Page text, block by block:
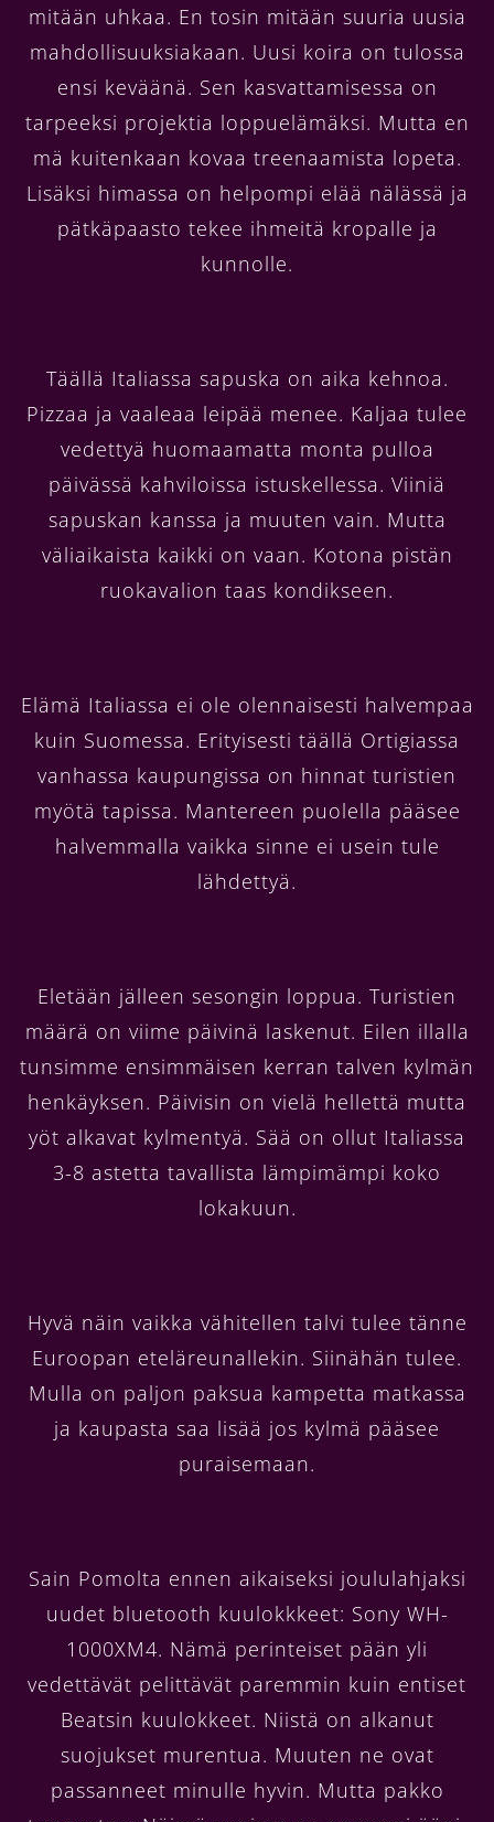
mitään uhkaa. En tosin mitään suuria uusia
mahdollisuuksiakaan. Uusi koira on tulossa
ensi keväänä. Sen kasvattamisessa on
tarpeeksi projektia loppuelämäksi. Mutta en
mä kuitenkaan kovaa treenaamista lopeta.
Lisäksi himassa on helpompi elää nälässä ja
pätkäpaasto tekee ihmeitä kropalle ja
kunnolle.
Täällä Italiassa sapuska on aika kehnoa.
Pizzaa ja vaaleaa leipää menee. Kaljaa tulee
vedettyä huomaamatta monta pulloa
päivässä kahviloissa istuskellessa. Viiniä
sapuskan kanssa ja muuten vain. Mutta
väliaikaista kaikki on vaan. Kotona pistän
ruokavalion taas kondikseen.
Elämä Italiassa ei ole olennaisesti halvempaa
kuin Suomessa. Erityisesti täällä Ortigiassa
vanhassa kaupungissa on hinnat turistien
myötä tapissa. Mantereen puolella pääsee
halvemmalla vaikka sinne ei usein tule
lähdettyä.
Eletään jälleen sesongin loppua. Turistien
määrä on viime päivinä laskenut. Eilen illalla
tunsimme ensimmäisen kerran talven kylmän
henkäyksen. Päivisin on vielä hellettä mutta
yöt alkavat kylmentyä. Sää on ollut Italiassa
3-8 astetta tavallista lämpimämpi koko
lokakuun.
Hyvä näin vaikka vähitellen talvi tulee tänne
Euroopan eteläreunallekin. Siinähän tulee.
Mulla on paljon paksua kampetta matkassa
ja kaupasta saa lisää jos kylmä pääsee
puraisemaan.
Sain Pomolta ennen aikaiseksi joululahjaksi
uudet bluetooth kuulokkkeet: Sony WH-
1000XM4. Nämä perinteiset pään yli
vedettävät pelittävät paremmin kuin entiset
Beatsin kuulokkeet. Niistä on alkanut
suojukset murentua. Muuten ne ovat
passanneet minulle hyvin. Mutta pakko